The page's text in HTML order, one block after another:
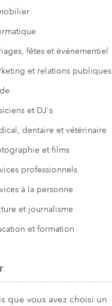
fêtes et événementiel
et relations publiques
et DJ's
dentaire et vétérinaire
et films
professionnels
à la personne
et journalisme
et formation
que vous avez choisi un